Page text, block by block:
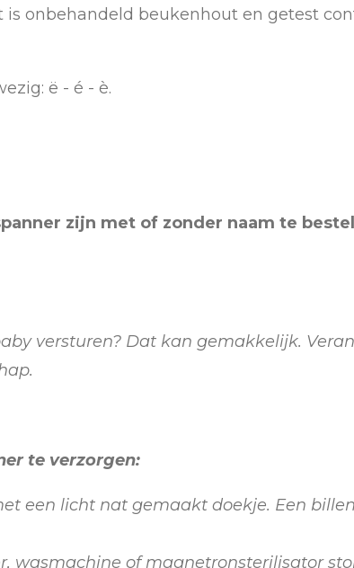
onbehandeld beukenhout en getest
ë - é - è.
zijn met of zonder naam te
versturen? Dat kan gemakkelijk.
te verzorgen:
een licht nat gemaakt doekje. Een
wasmachine of magnetronsterilisator